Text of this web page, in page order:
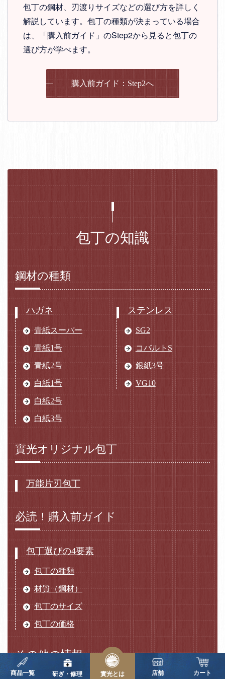
包丁の鋼材、刃渡りサイズなどの選び方を詳しく
解説しています。包丁の種類が決まっている場合
は、「購入前ガイド」のStep2から見ると包丁の
選び方が学べます。
購入前ガイド：Step2へ
包丁の知識
鋼材の種類
ハガネ
青紙スーパー
青紙1号
青紙2号
白紙1号
白紙2号
白紙3号
ステンレス
SG2
コバルトS
銀紙3号
VG10
實光オリジナル包丁
万能片刃包丁
必読！購入前ガイド
包丁選びの4要素
包丁の種類
材質（鋼材）
包丁のサイズ
包丁の価格
その他の情報
商品一覧 研ぎ・修理 實光とは 店舗 カート